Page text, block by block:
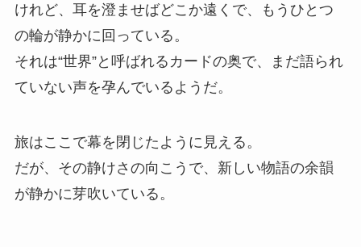
けれど、耳を澄ませばどこか遠くで、もうひとつ
の輪が静かに回っている。
それは“世界”と呼ばれるカードの奥で、まだ語られ
ていない声を孕んでいるようだ。
旅はここで幕を閉じたように見える。
だが、その静けさの向こうで、新しい物語の余韻
が静かに芽吹いている。